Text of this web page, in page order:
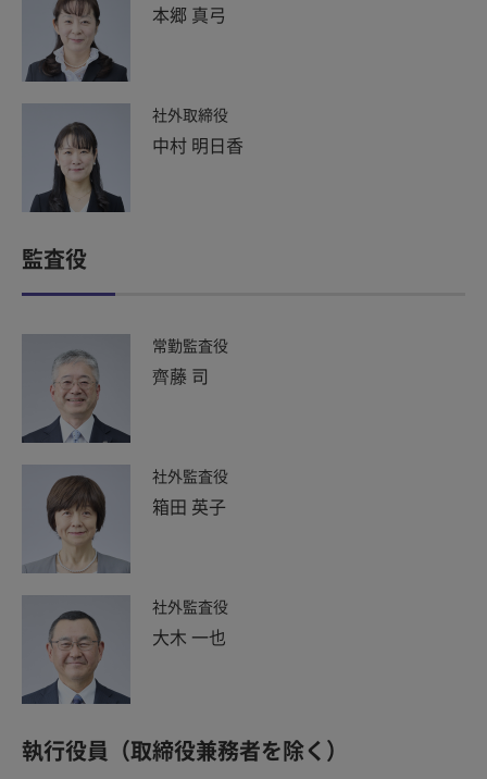
本郷 真弓
社外取締役
中村 明日香
監査役
常勤監査役
齊藤 司
社外監査役
箱田 英子
社外監査役
大木 一也
執行役員（取締役兼務者を除く）